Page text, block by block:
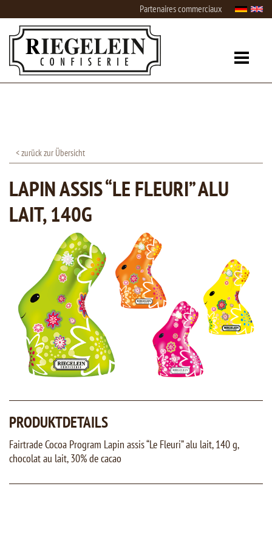
Partenaires commerciaux
< zurück zur Übersicht
LAPIN ASSIS “LE FLEURI” ALU
LAIT, 140G
PRODUKTDETAILS
Fairtrade Cocoa Program Lapin assis “Le Fleuri” alu lait, 140 g,
chocolat au lait, 30% de cacao